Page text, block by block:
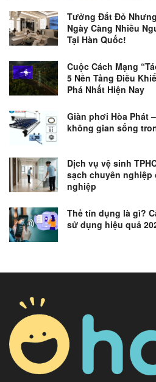
Tưởng Đắt Đỏ
Ngày Càng Nhiều
Tại Hàn Quốc!
Cuộc Cách Mạng
5 Nền Tảng Điều
Phá Nhất Hiện Nay
Giàn phơi Hòa Phát
không gian sống
Dịch vụ vệ sinh
sạch chuyên nghiệp
nghiệp
Thẻ tín dụng là gì?
sử dụng hiệu quả